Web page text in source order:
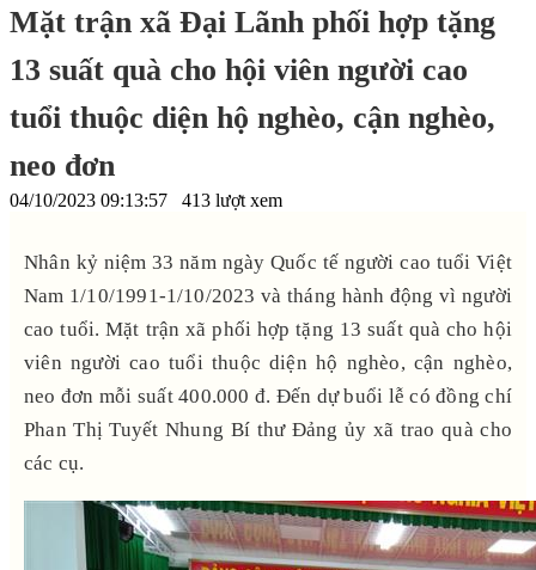
Mặt trận xã Đại Lãnh phối hợp tặng
13 suất quà cho hội viên người cao
tuổi thuộc diện hộ nghèo, cận nghèo,
neo đơn
04/10/2023 09:13:57 413 lượt xem
Nhân kỷ niệm 33 năm ngày Quốc tế người cao tuổi Việt
Nam 1/10/1991-1/10/2023 và tháng hành động vì người
cao tuổi. Mặt trận xã phối hợp tặng 13 suất quà cho hội
viên người cao tuổi thuộc diện hộ nghèo, cận nghèo,
neo đơn mỗi suất 400.000 đ. Đến dự buổi lễ có đồng chí
Phan Thị Tuyết Nhung Bí thư Đảng ủy xã trao quà cho
các cụ.